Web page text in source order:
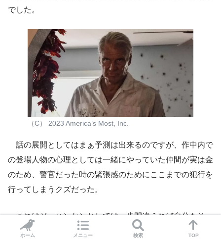
でした。
（C） 2023 America’s Most, Inc.
話の展開としてはまぁ予測は出来るのですが、作中内で
の登場人物の心理としては一緒にやっていた仲間が実は金
のため、警官だった時の緊張感のためにここまでの犯行を
行ってしまうクズだった。
これはジョハンセンとしては一歩間違えれば自分もそっ
ち側の括りだったかもしれないという衝撃を与えたのでは
ホーム メニュー 検索 TOP